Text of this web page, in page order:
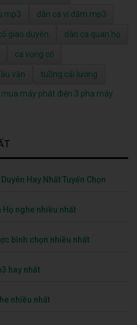
mp3 dân ca ví dặm mp3
giao duyên dân ca quan họ
ca vọng cổ
văn tuồng cải lương
máy phát điện 3 pha máy
Hay Nhất Tuyển Chọn
Họ nghe nhiều nhất
bình chọn nhiều nhất
hay nhất
nhiều nhất